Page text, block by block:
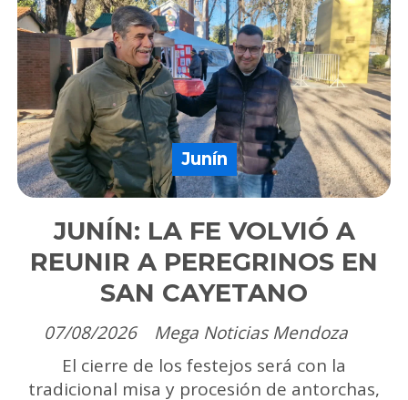
JUNÍN: LA FE VOLVIÓ A
REUNIR A PEREGRINOS EN
SAN CAYETANO
Mega Noticias Mendoza
Junín
07/08/2026
El cierre de los festejos será con la
tradicional misa y procesión de antorchas,